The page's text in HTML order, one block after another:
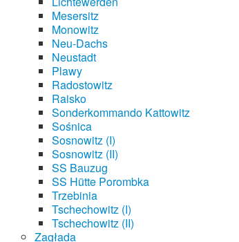
Mesersitz
Monowitz
Neu-Dachs
Neustadt
Plawy
Radostowitz
Raisko
Sonderkommando Kattowitz
Sośnica
Sosnowitz (I)
Sosnowitz (II)
SS Bauzug
SS Hütte Porombka
Trzebinia
Tschechowitz (I)
Tschechowitz (II)
Zagłada